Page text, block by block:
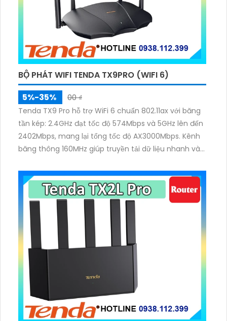
BỘ PHÁT WIFI TENDA TX9PRO (WIFI 6)
5%-35%
00 ₫
Tenda TX9 Pro hỗ trợ WiFi 6 chuẩn 802.11ax với băng
tần kép: 2.4GHz đạt tốc độ 574Mbps và 5GHz lên đến
2402Mbps, mang lại tổng tốc độ AX3000Mbps. Kênh
băng thông 160MHz giúp truyền tải dữ liệu nhanh và
như xem phim 4K hay chơi game online.